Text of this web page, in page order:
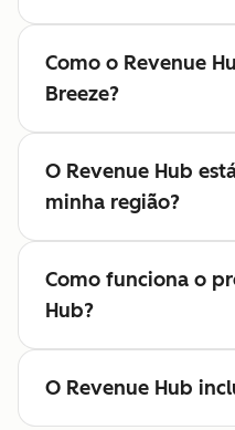
Como o Revenue
Breeze?
O Revenue Hub
minha região?
Como funciona o
Hub?
O Revenue Hub